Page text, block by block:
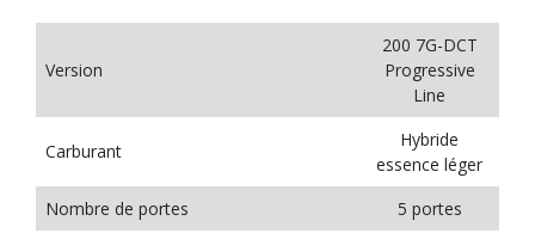
Version
200 7G-DCT
Progressive
Line
Carburant
Hybride
essence léger
Nombre de portes
5 portes